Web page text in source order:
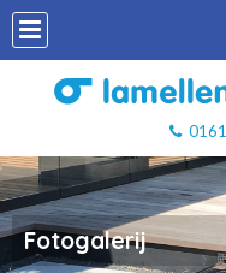
0161
Fotogalerij